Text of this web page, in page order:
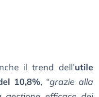
il trend dell’utile
10,8%, “grazie alla